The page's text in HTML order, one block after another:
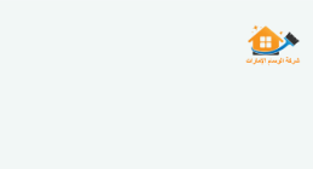
إلى
المحتوى